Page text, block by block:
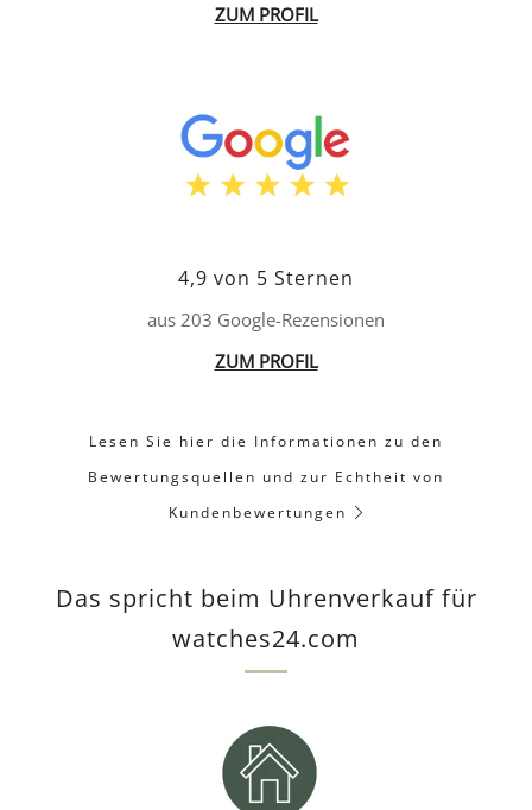
ZUM PROFIL
4,9 von 5 Sternen
aus 203 Google-Rezensionen
ZUM PROFIL
Lesen Sie hier die Informationen zu den
Bewertungsquellen und zur Echtheit von
Kundenbewertungen
Das spricht beim Uhrenverkauf für
watches24.com